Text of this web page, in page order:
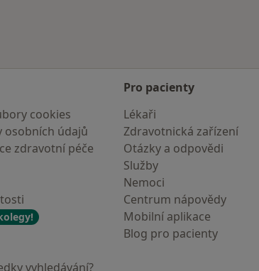
cookies
osobních údajů
zdravotní péče
vyhledávání?
Pro pacienty
Lékaři
Zdravotnická zařízení
Otázky a odpovědi
Služby
Nemoci
Centrum nápovědy
Mobilní aplikace
Blog pro pacienty